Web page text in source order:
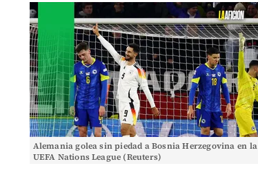
Alemania golea sin piedad a Bosnia Herzegovina en la
UEFA Nations League (Reuters)